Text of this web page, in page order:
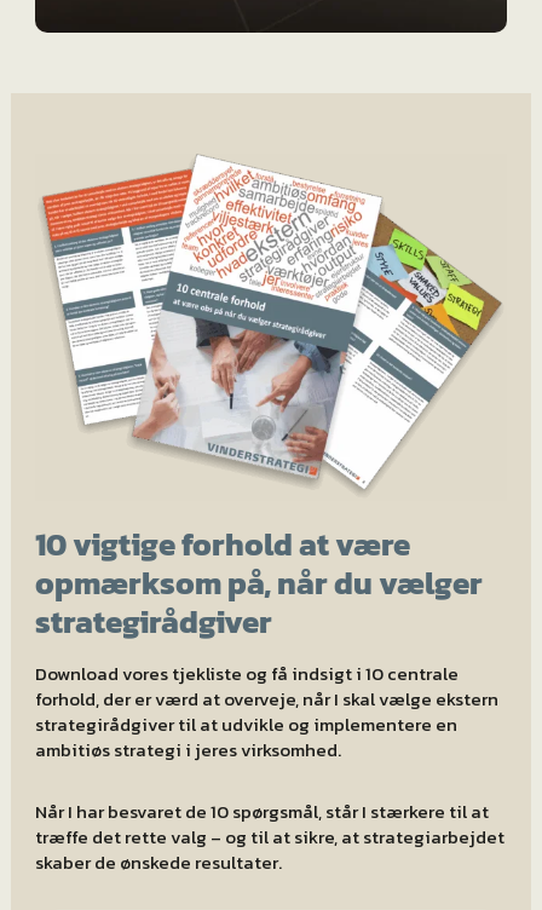
10 vigtige forhold at være
opmærksom på, når du vælger
strategirådgiver
Download vores tjekliste og få indsigt i 10 centrale
forhold, der er værd at overveje, når I skal vælge ekstern
strategirådgiver til at udvikle og implementere en
ambitiøs strategi i jeres virksomhed.
Når I har besvaret de 10 spørgsmål, står I stærkere til at
træffe det rette valg – og til at sikre, at strategiarbejdet
skaber de ønskede resultater.